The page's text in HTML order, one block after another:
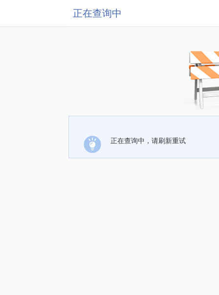
正在查询中
正在查询中，请刷新重试